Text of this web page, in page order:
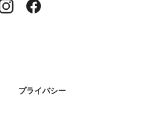
プライバシー